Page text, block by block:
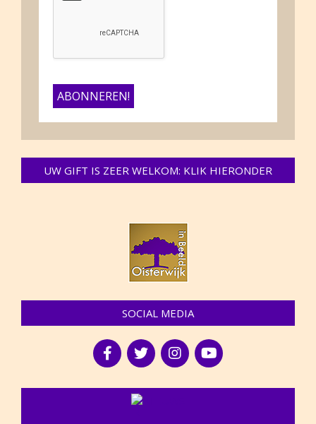
UW GIFT IS ZEER WELKOM: KLIK HIERONDER
SOCIAL MEDIA